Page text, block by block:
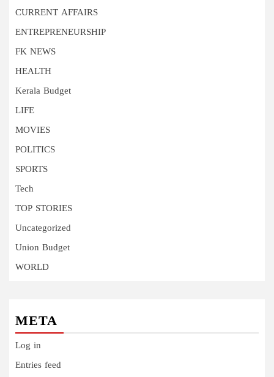
CURRENT AFFAIRS
ENTREPRENEURSHIP
FK NEWS
HEALTH
Kerala Budget
LIFE
MOVIES
POLITICS
SPORTS
Tech
TOP STORIES
Uncategorized
Union Budget
WORLD
META
Log in
Entries feed